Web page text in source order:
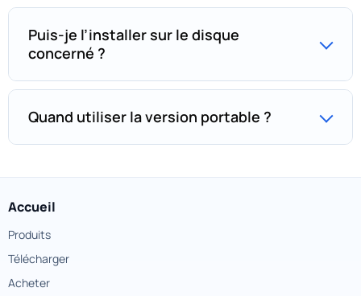
Puis-je l’installer sur le disque
concerné ?
Quand utiliser la version portable ?
Accueil
Produits
Télécharger
Acheter